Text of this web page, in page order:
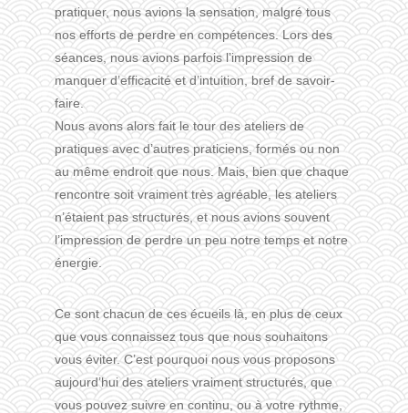
pratiquer, nous avions la sensation, malgré tous
nos efforts de perdre en compétences. Lors des
séances, nous avions parfois l’impression de
manquer d’efficacité et d’intuition, bref de savoir-
faire.
Nous avons alors fait le tour des ateliers de
pratiques avec d’autres praticiens, formés ou non
au même endroit que nous. Mais, bien que chaque
rencontre soit vraiment très agréable, les ateliers
n’étaient pas structurés, et nous avions souvent
l’impression de perdre un peu notre temps et notre
énergie.
Ce sont chacun de ces écueils là, en plus de ceux
que vous connaissez tous que nous souhaitons
vous éviter. C’est pourquoi nous vous proposons
aujourd’hui des ateliers vraiment structurés, que
vous pouvez suivre en continu, ou à votre rythme,